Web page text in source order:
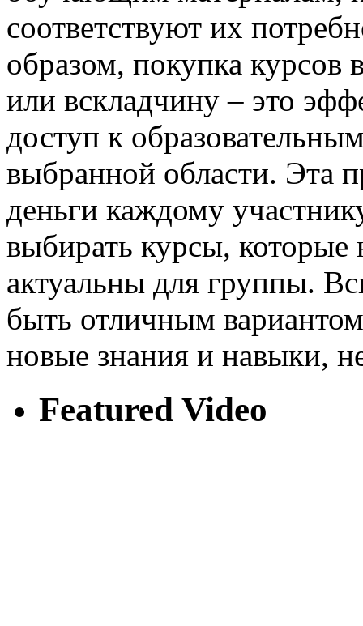
соответствуют их
образом, покупка курсов
или вскладчину – это
доступ к
выбранной области. Эта
деньги каждому
выбирать курсы, которые
актуальны для группы.
быть отличным
новые знания и навыки,
Featured Video